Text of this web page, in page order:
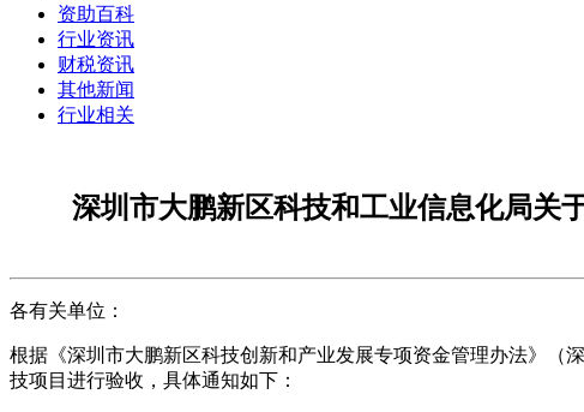
资助百科
行业资讯
财税资讯
其他新闻
行业相关
深圳市大鹏新区科技和工业信息化局关
各有关单位：
根据《深圳市大鹏新区科技创新和产业发展专项资金管理办法》（
技项目进行验收，具体通知如下：